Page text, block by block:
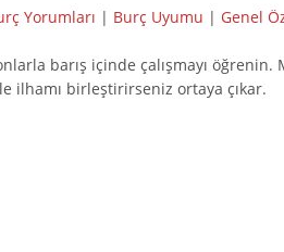
Yorumları | Burç Uyumu | Genel
barış içinde çalışmayı
ilhamı birleştirirseniz ortaya çıkar.